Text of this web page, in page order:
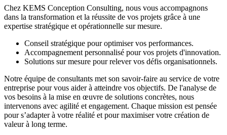
Chez KEMS Conception Consulting, nous vous accompagnons
dans la transformation et la réussite de vos projets grâce à une
expertise stratégique et opérationnelle sur mesure.
Conseil stratégique pour optimiser vos performances.
Accompagnement personnalisé pour vos projets d'innovation.
Solutions sur mesure pour relever vos défis organisationnels.
Notre équipe de consultants met son savoir-faire au service de votre
entreprise pour vous aider à atteindre vos objectifs. De l'analyse de
vos besoins à la mise en œuvre de solutions concrètes, nous
intervenons avec agilité et engagement. Chaque mission est pensée
pour s’adapter à votre réalité et pour maximiser votre création de
valeur à long terme.